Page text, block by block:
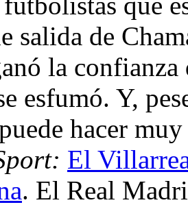
salida de
la
esfumó. Y,
hacer
El
. El Real